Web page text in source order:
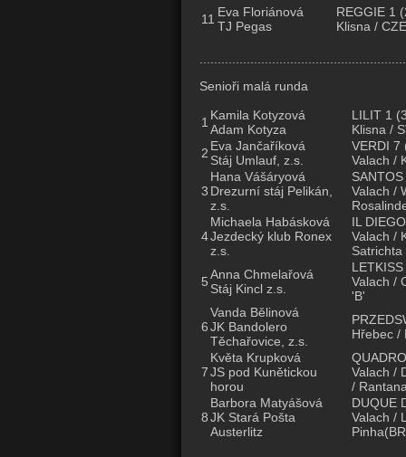
11 Eva Floriánová
TJ Pegas
REGGIE 1
Klisna /
Senioři malá runda
1 Kamila Kotyzová
Adam Kotyza
LILIT 1
Klisna /
2 Eva Jančaříková
Stáj Umlauf, z.s.
VERDI 7
Valach /
3
Hana Vášáryová
Drezurní stáj Pelikán,
z.s.
Valach /
4
Michaela Habásková
Jezdecký klub Ronex
z.s.
IL DIEGO
Valach /
Satrichta
5Anna Chmelařová
Stáj Kincl z.s.
LETKISS
Valach /
'B'
6
Vanda Bělinová
JK Bandolero
Těchařovice, z.s.
Hřebec /
7
Květa Krupková
JS pod Kunětickou
horou
QUADRO
Valach /
/
8
Barbora Matyášová
JK Stará Pošta
Austerlitz
DUQUE
Valach /